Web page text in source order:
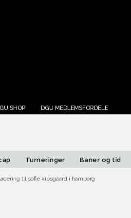
SHOP DGU MEDLEMSFORDELE
Turneringer Baner og tid
til sofie kibsgaard i hamborg